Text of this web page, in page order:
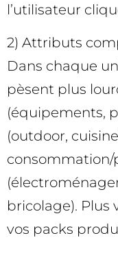
l’utilisateur
2) Attributs
Dans chaque
pèsent plus
(équipements,
(outdoor,
consommation/
bricolage). Plus
vos packs